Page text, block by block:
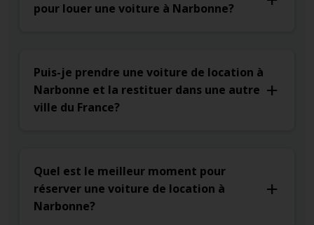
pour louer une voiture à Narbonne?
Puis-je prendre une voiture de location à
Narbonne et la restituer dans une autre
ville du France?
Quel est le meilleur moment pour
réserver une voiture de location à
Narbonne?